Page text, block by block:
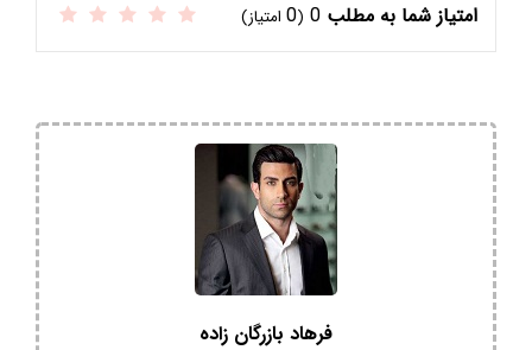
امتیاز شما به مطلب 0
(
0 امتیاز)
فرهاد بازرگان زاده